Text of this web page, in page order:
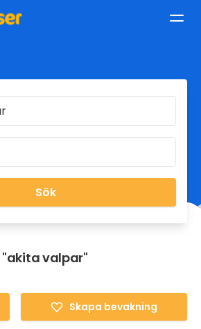
Sök
"akita valpar"
Skapa bevakning